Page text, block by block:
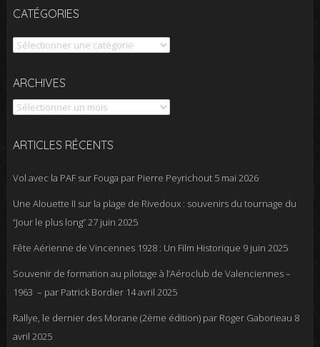
CATÉGORIES
Catégories
ARCHIVES
Archives
ARTICLES RÉCENTS
Vol avec la PAF sur Fouga par Pierre Peyrichout 5 mai 2026
Une Alouette II sur la plage de Rivedoux : souvenirs du tournage du
“Jour le plus long”27 juin 2025
Fête Aérienne de Vincennes 1928 : Un Film Historique 9 juin 2025
Souvenir de formation au pilotage à l’Aéroclub de Valenciennes –
1963 – par Patrick Bordier 14 avril 2025
Rallye, le dernier des Morane (2ème édition) par Roger Gaborieau 8
avril 2025